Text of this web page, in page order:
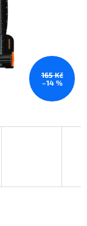
165 Kč
–14 %